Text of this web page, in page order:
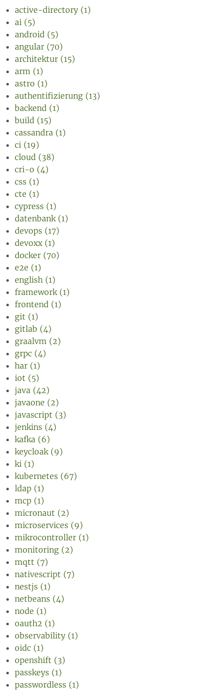
active-directory (1)
ai (5)
android (5)
angular (70)
architektur (15)
arm (1)
astro (1)
authentifizierung (13)
backend (1)
build (15)
cassandra (1)
ci (19)
cloud (38)
cri-o (4)
css (1)
cte (1)
cypress (1)
datenbank (1)
devops (17)
devoxx (1)
docker (70)
e2e (1)
english (1)
framework (1)
frontend (1)
git (1)
gitlab (4)
graalvm (2)
grpc (4)
har (1)
iot (5)
java (42)
javaone (2)
javascript (3)
jenkins (4)
kafka (6)
keycloak (9)
ki (1)
kubernetes (67)
ldap (1)
mcp (1)
micronaut (2)
microservices (9)
mikrocontroller (1)
monitoring (2)
mqtt (7)
nativescript (7)
nestjs (1)
netbeans (4)
node (1)
oauth2 (1)
observability (1)
oidc (1)
openshift (3)
passkeys (1)
passwordless (1)